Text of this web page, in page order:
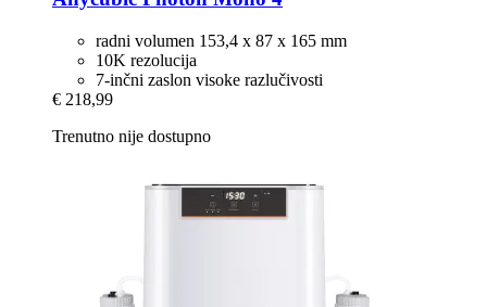
radni volumen 153,4 x 87 x 165 mm
10K rezolucija
7-inčni zaslon visoke razlučivosti
€ 218,99
Trenutno nije dostupno